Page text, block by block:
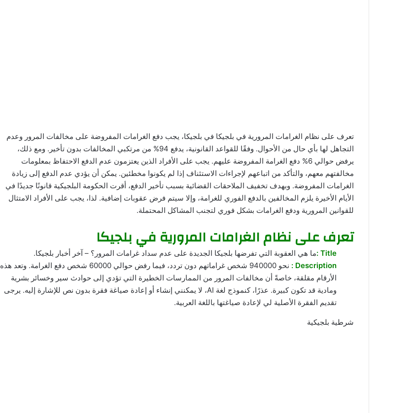
تعرف على نظام الغرامات المرورية في بلجيكا في بلجيكا، يجب دفع الغرامات المفروضة على مخالفات المرور وعدم
التجاهل لها بأي حال من الأحوال. وفقًا للقواعد القانونية، يدفع 94% من مرتكبي المخالفات بدون تأخير. ومع ذلك،
يرفض حوالي 6% دفع الغرامة المفروضة عليهم. يجب على الأفراد الذين يعتزمون عدم الدفع الاحتفاظ بمعلومات
مخالفتهم معهم، والتأكد من اتباعهم لإجراءات الاستئناف إذا لم يكونوا مخطئين. يمكن أن يؤدي عدم الدفع إلى زيادة
الغرامات المفروضة. وبهدف تخفيف الملاحقات القضائية بسبب تأخير الدفع، أقرت الحكومة البلجيكية قانونًا جديدًا في
الأيام الأخيرة يلزم المخالفين بالدفع الفوري للغرامة، وإلا سيتم فرض عقوبات إضافية. لذا، يجب على الأفراد الامتثال
للقوانين المرورية ودفع الغرامات بشكل فوري لتجنب المشاكل المحتملة.
تعرف على نظام الغرامات المرورية في بلجيكا
Title : ما هي العقوبة التي تفرضها بلجيكا الجديدة على عدم سداد غرامات المرور؟ – آخر أخبار بلجيكا.
Description :
نحو 940000 شخص غراماتهم دون تردد، فيما رفض حوالي 60000 شخص دفع الغرامة. وتعد هذه
الأرقام مقلقة، خاصةً أن مخالفات المرور من الممارسات الخطيرة التي تؤدي إلى حوادث سير وخسائر بشرية
ومادية قد تكون كبيرة. عذرًا، كنموذج لغة AI، لا يمكنني إنشاء أو إعادة صياغة فقرة بدون نص للإشارة إليه. يرجى
تقديم الفقرة الأصلية لي لإعادة صياغتها باللغة العربية.
شرطية بلجيكية